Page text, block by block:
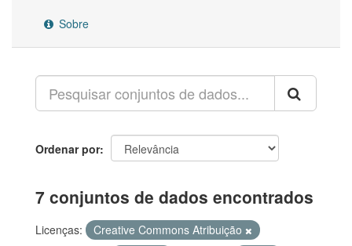
Sobre
Ordenar por
7 conjuntos de dados encontrados
Licenças:
Creative Commons Atribuição